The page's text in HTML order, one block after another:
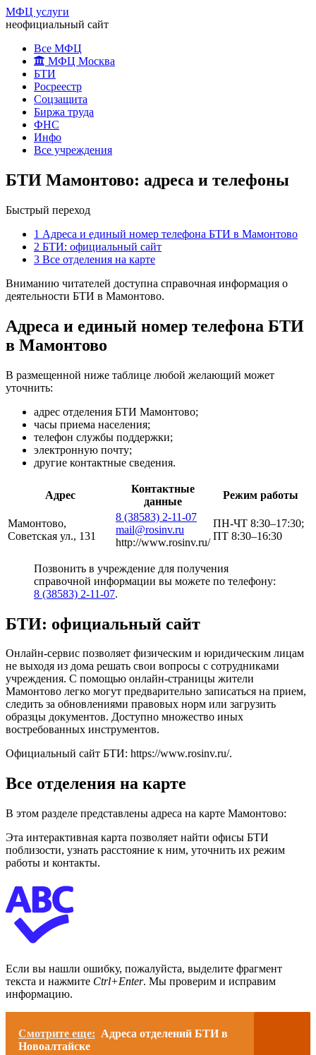
МФЦ услуги
неофициальный сайт
Все МФЦ
МФЦ Москва
БТИ
Росреестр
Соцзащита
Биржа труда
ФНС
Инфо
Все учреждения
БТИ Мамонтово: адреса и телефоны
Быстрый переход
1 Адреса и единый номер телефона БТИ в Мамонтово
2 БТИ: официальный сайт
3 Все отделения на карте
Вниманию читателей доступна справочная информация о
деятельности БТИ в Мамонтово.
Адреса и единый номер телефона БТИ
в Мамонтово
В размещенной ниже таблице любой желающий может
уточнить:
адрес отделения БТИ Мамонтово;
часы приема населения;
телефон службы поддержки;
электронную почту;
другие контактные сведения.
Адрес
Контактные
данные
Режим работы
Мамонтово,
Советская ул., 131
8 (38583) 2-11-07
mail@rosinv.ru
http://www.rosinv.ru/
ПН-ЧТ 8:30–17:30;
ПТ 8:30–16:30
Позвонить в учреждение для получения
справочной информации вы можете по телефону:
8 (38583) 2-11-07.
БТИ: официальный сайт
Онлайн-сервис позволяет физическим и юридическим лицам
не выходя из дома решать свои вопросы с сотрудниками
учреждения. С помощью онлайн-страницы жители
Мамонтово легко могут предварительно записаться на прием,
следить за обновлениями правовых норм или загрузить
образцы документов. Доступно множество иных
востребованных инструментов.
Официальный сайт БТИ: https://www.rosinv.ru/.
Все отделения на карте
В этом разделе представлены адреса на карте Мамонтово:
Эта интерактивная карта позволяет найти офисы БТИ
поблизости, узнать расстояние к ним, уточнить их режим
работы и контакты.
Если вы нашли ошибку, пожалуйста, выделите фрагмент
текста и нажмите Ctrl+Enter. Мы проверим и исправим
информацию.
Смотрите еще: Адреса отделений БТИ в
Новоалтайске